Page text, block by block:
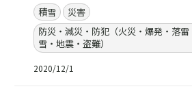
積雪
災害
防災・減災・防犯（火災・爆発・落
雪・地震・盗難）
2020/12/1